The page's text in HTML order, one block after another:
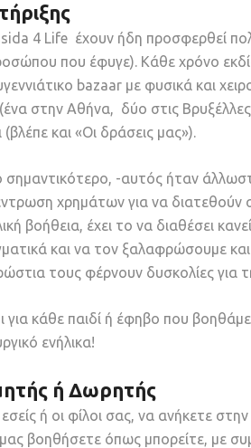
4 Life έχουν ήδη προσφερθεί
που έφυγε). Κάθε χρόνο
bazaar με φυσικά και
στην Αθήνα, δύο στις
(βλέπε και «Οι δράσεις μας»).
σημαντικότερο, -αυτός ήταν
χρημάτων για να
βοήθεια, έχει το να διαθέσει
και να τον ξαλαφρώσουμε
τους φέρνουν δυσκολίες
για κάθε παιδί ή έφηβο που
ενήλικα!
ή Δωρητής
ή οι φίλοι σας, να ανήκετε
βοηθήσετε όπως μπορείτε, με